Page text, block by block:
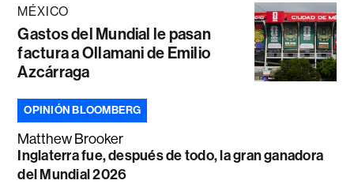
MÉXICO
Gastos del Mundial le pasan
factura a Ollamani de Emilio
Azcárraga
OPINIÓN BLOOMBERG
Matthew Brooker
Inglaterra fue, después de todo, la gran ganadora
del Mundial 2026